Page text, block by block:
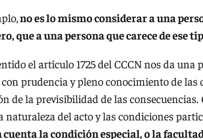
no es lo mismo considerar a una
que a una persona que carece de ese
el artículo 1725 del CCCN nos da
prudencia y pleno conocimiento de las
de la previsibilidad de las
naturaleza del acto y las condiciones
cuenta la condición especial, o la